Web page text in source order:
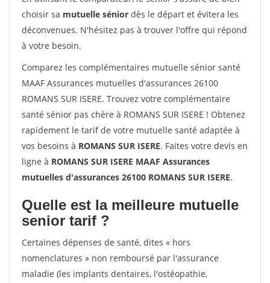
choisir sa mutuelle sénior dès le départ et évitera les
déconvenues. N'hésitez pas à trouver l'offre qui répond
à votre besoin.
Comparez les complémentaires mutuelle sénior santé
MAAF Assurances mutuelles d'assurances 26100
ROMANS SUR ISERE. Trouvez votre complémentaire
santé sénior pas chère à ROMANS SUR ISERE ! Obtenez
rapidement le tarif de votre mutuelle santé adaptée à
vos besoins à ROMANS SUR ISERE. Faites votre devis en
ligne à ROMANS SUR ISERE MAAF Assurances
mutuelles d'assurances 26100 ROMANS SUR ISERE.
Quelle est la meilleure mutuelle
senior tarif ?
Certaines dépenses de santé, dites « hors
nomenclatures » non remboursé par l'assurance
maladie (les implants dentaires, l'ostéopathie,